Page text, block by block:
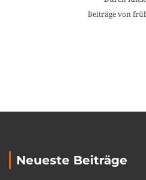
Beiträge von
Neueste Beiträge